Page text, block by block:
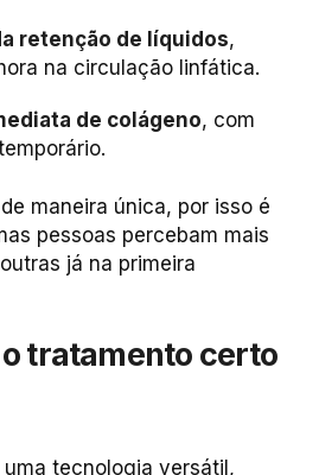
retenção de líquidos,
na circulação linfática.
de colágeno, com
maneira única, por isso é
pessoas percebam mais
já na primeira
tratamento certo
tecnologia versátil,